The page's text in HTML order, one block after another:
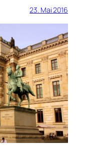
23. Mai 2016